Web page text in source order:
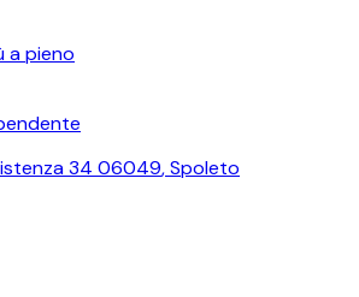
a pieno
34 06049,Spoleto